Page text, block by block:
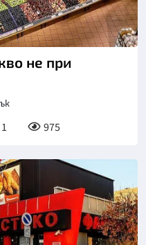
не при
1 975